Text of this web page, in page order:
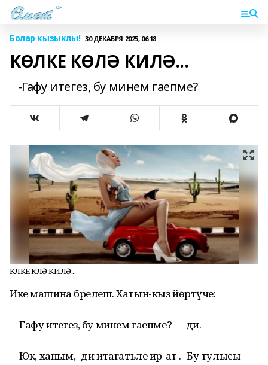
Болар кызыклы! 30 ДЕКАБРЯ 2025, 06:18
КӨЛКЕ КӨЛӘ КИЛӘ...
-Гафу итегез, бу минем гаепме?
КӨЛКЕ КӨЛӘ КИЛӘ...
Ике машина бәрелешә. Хатын-кыз йөртүче:
-Гафу итегез, бу минем гаепме? — ди.
-Юк, ханым, -ди итагатьле ир-ат .- Бу тулысы